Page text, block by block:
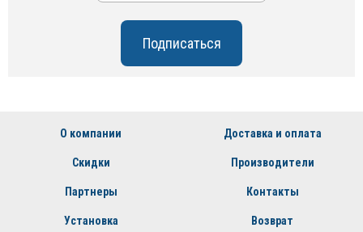
О компании Доставка и оплата
Скидки Производители
Партнеры Контакты
Установка Возврат